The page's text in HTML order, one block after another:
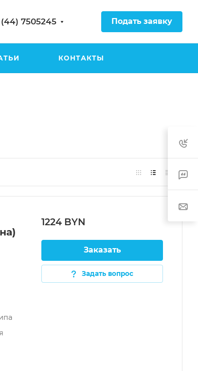
(44) 7505245 Подать заявку
КОНТАКТЫ
1224 BYN
Заказать
Задать вопрос